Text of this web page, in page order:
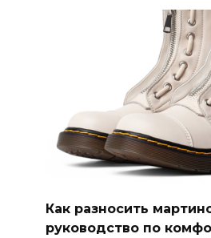
Как разносить
руководство по